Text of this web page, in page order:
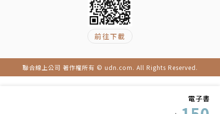
電子書
前往下載
聯合線上公司 著作權所有 © udn.com. All Rights Reserved.